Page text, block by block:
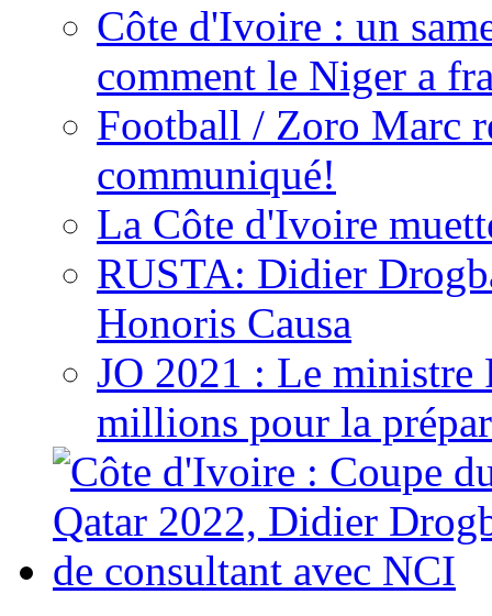
Côte d'Ivoire : un
comment le Niger a
Football / Zoro Marc
communiqué!
La Côte d'Ivoire
RUSTA: Didier
Honoris Causa
JO 2021 : Le ministre
millions pour la